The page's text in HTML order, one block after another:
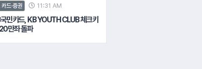
카드·증권 11:31 AM
민카드, KB YOUTH CLUB 체크카
만좌 돌파